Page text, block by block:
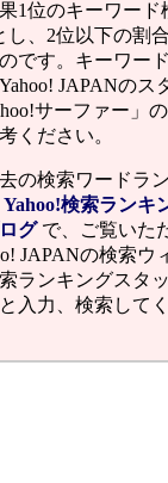
1位のキーワード
し、2位以下の割
です。キーワー
JAPANのス
サーファー」
ください。
の検索ワードラ
Yahoo!検索ランキ
グ で、ご覧いた
JAPANの検索ウ
索ランキングスタ
入力、検索して